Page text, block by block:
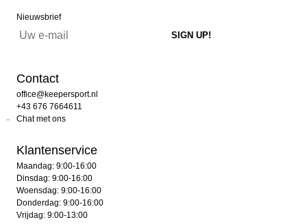
Nieuwsbrief
Contact
office@keepersport.nl
+43 676 7664611
Chat met ons
Klantenservice
Maandag: 9:00-16:00
Dinsdag: 9:00-16:00
Woensdag: 9:00-16:00
Donderdag: 9:00-16:00
Vrijdag: 9:00-13:00